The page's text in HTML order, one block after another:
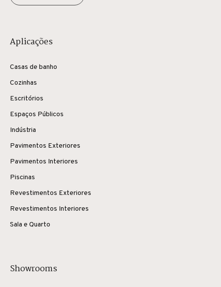
Aplicações
Casas de banho
Cozinhas
Escritórios
Espaços Públicos
Indústria
Pavimentos Exteriores
Pavimentos Interiores
Piscinas
Revestimentos Exteriores
Revestimentos Interiores
Sala e Quarto
Showrooms